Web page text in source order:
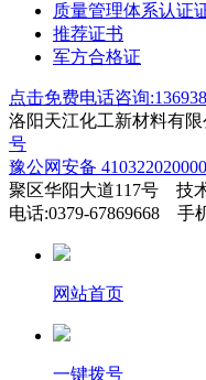
质量管理体系认证
推荐证书
军方合格证
点击免费电话咨询
洛阳天江化工新材料有
号
豫公网安备
聚区华阳大道117号 技
电话:0379-67869668 手
网站首页
一键拨号